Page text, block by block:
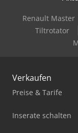
Gfk Tank
Hubwagen
Mercdes 1113
Renault Master
Tiltrotator
Verkaufen
Preise & Tarife
Inserate schalten